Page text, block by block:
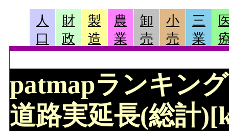
人
口
財
政
製
造
農
業
卸
売
小
売
三
業
patmapランキン
道路実延長(総計